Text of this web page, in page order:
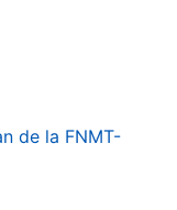
de la FNMT-